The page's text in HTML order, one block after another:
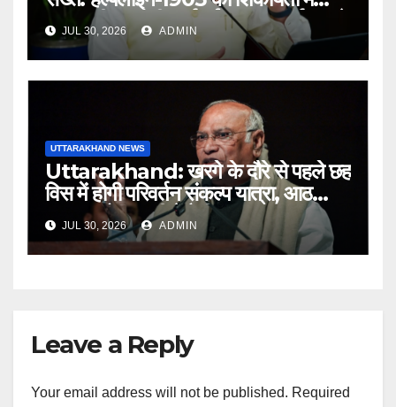
लापरवाही पर होगी कार्रवाई, शून्य प्रदर्शन वाले
अधिकारियों को नोटिस…
JUL 30, 2026 ADMIN
UTTARAKHAND NEWS
Uttarakhand: खरगे के दौरे से पहले छह
विस में होगी परिवर्तन संकल्प यात्रा, आठ
अगस्त को हल्द्वानी में रैली
JUL 30, 2026 ADMIN
Leave a Reply
Your email address will not be published. Required